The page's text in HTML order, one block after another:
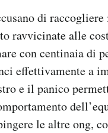
di
ravvicinate alle
con centinaia di
effettivamente a
e il panico
le altre ong,